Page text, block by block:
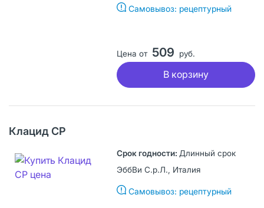
Самовывоз: рецептурный
Цена от 509 руб.
В корзину
Клацид СР
Длинный срок
ЭббВи С.р.Л., Италия
Самовывоз: рецептурный